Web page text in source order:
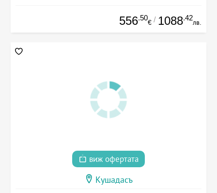
556.50
€ / 1088.42
лв.
виж офертата
Кушадасъ